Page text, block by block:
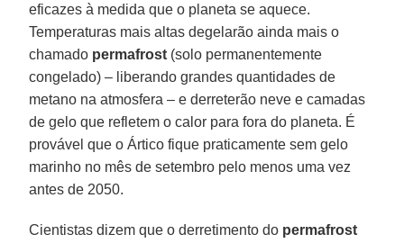
eficazes à medida que o planeta se aquece.
Temperaturas mais altas degelarão ainda mais o
chamado permafrost (solo permanentemente
congelado) – liberando grandes quantidades de
metano na atmosfera – e derreterão neve e camadas
de gelo que refletem o calor para fora do planeta. É
provável que o Ártico fique praticamente sem gelo
marinho no mês de setembro pelo menos uma vez
antes de 2050.
Cientistas dizem que o derretimento do permafrost